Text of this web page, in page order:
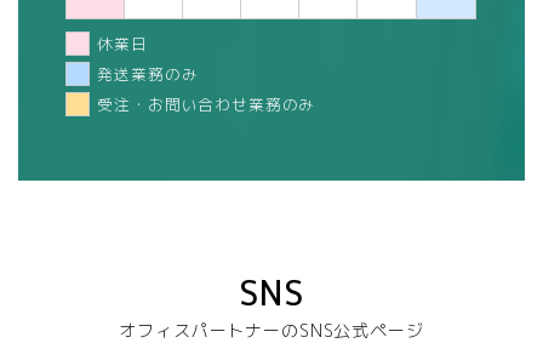
休業日
発送業務のみ
受注・お問い合わせ業務のみ
SNS
オフィスパートナーのSNS公式ページ